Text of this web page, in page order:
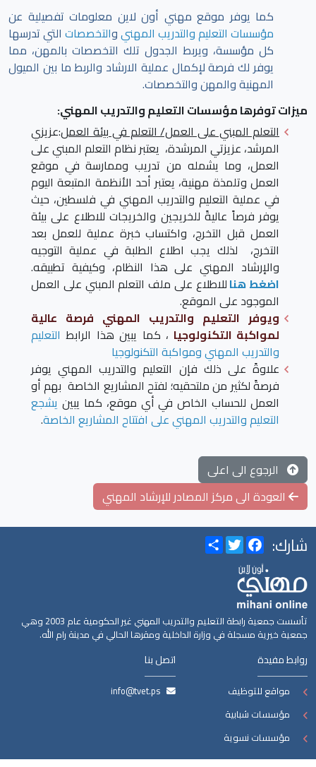
كما يوفر موقع مهني أون لاين معلومات تفصيلية عن
مؤسسات التعليم والتدريب المهنيوالتخصصات التي تدرسها
كل مؤسسة، ويربط الجدول تلك التخصصات بالمهن، مما
يوفر لك فرصة لإكمال عملية الارشاد والربط ما بين الميول
المهنية والمهن والتخصصات.
ميزات توفرها مؤسسات التعليم والتدريب المهني:
التعلم المبني على العمل/ التعلم في بيئة العمل:عزيزي
المرشد، عزيزتي المرشدة، يعتبر نظام التعلم المبني على
العمل، وما يشمله من تدريب وممارسة في موقع
العمل وتلمذة مهنية، يعتبر أحد الأنظمة المتبعة اليوم
في عملية التعليم والتدريب المهني في فلسطين، حيث
يوفر فرصاً عاليةً للخريجين والخريجات للاطلاع على بيئة
العمل قبل التخرج، واكتساب خبرة عملية للعمل بعد
التخرج، لذلك يجب اطلاع الطلبة في عملية التوجيه
والإرشاد المهني على هذا النظام، وكيفية تطبيقه.
اضغط هناللاطلاع على ملف التعلم المبني على العمل
الموجود على الموقع.
ويوفر التعليم والتدريب المهني فرصة عالية
لمواكبة التكنولوجيا ، كما يبين هذا الرابط التعليم
والتدريب المهني ومواكبة التكنولوجيا
علاوةً على ذلك فإن التعليم والتدريب المهني يوفر
فرصةً لكثير من ملتحقيه؛ لفتح المشاريع الخاصة بهم أو
العمل للحساب الخاص في أي موقع، كما يبين يشجع
التعليم والتدريب المهني على افتتاح المشاريع الخاصة.
الرجوع الى اعلى
العودة الى مركز المصادر للإرشاد المهني
شارك: ShareTwitterFacebook
تأسست جمعية رابطة التعليم والتدريب المهني غير الحكومية عام 2003 وهي
جمعية خيرية مسجلة في وزارة الداخلية ومقرها الحالي في مدينة رام الله.
روابط مفيدة
مواقع للتوظيف
مؤسسات شبابية
مؤسسات نسوية
اتصل بنا
info@tvet.ps